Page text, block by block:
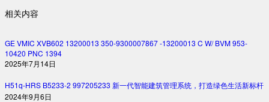
相关内容
GE VMIC XVB602 13200013 350-9300007867 -13200013 C W/ BVM 953-
10420 PNC 1394
2025年7月14日
H51q-HRS B5233-2 997205233 新一代智能建筑管理系统，打造绿色生活新标杆
2024年9月6日